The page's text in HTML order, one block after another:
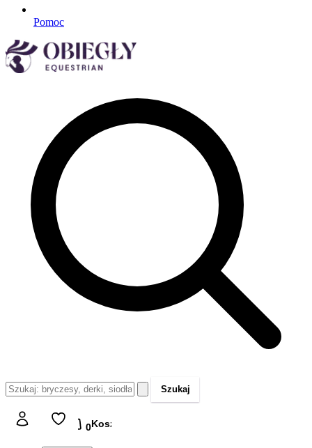
Pomoc
Szukaj
Koszyk 0Koszyk